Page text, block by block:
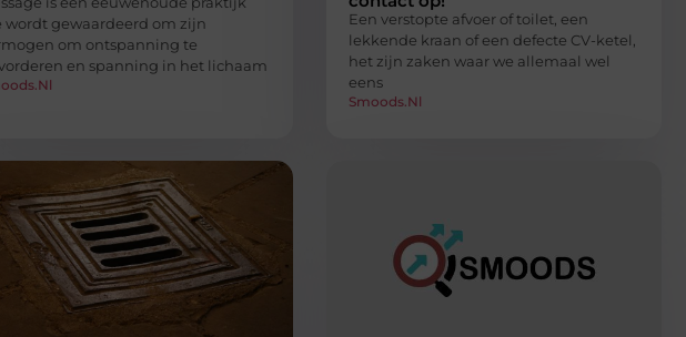
wordt gewaardeerd om zijn
om ontspanning te
en spanning in het lichaam
Een verstopte afvoer of toilet, een
lekkende kraan of een defecte CV-ketel,
het zijn zaken waar we allemaal wel
eens
Smoods.nl